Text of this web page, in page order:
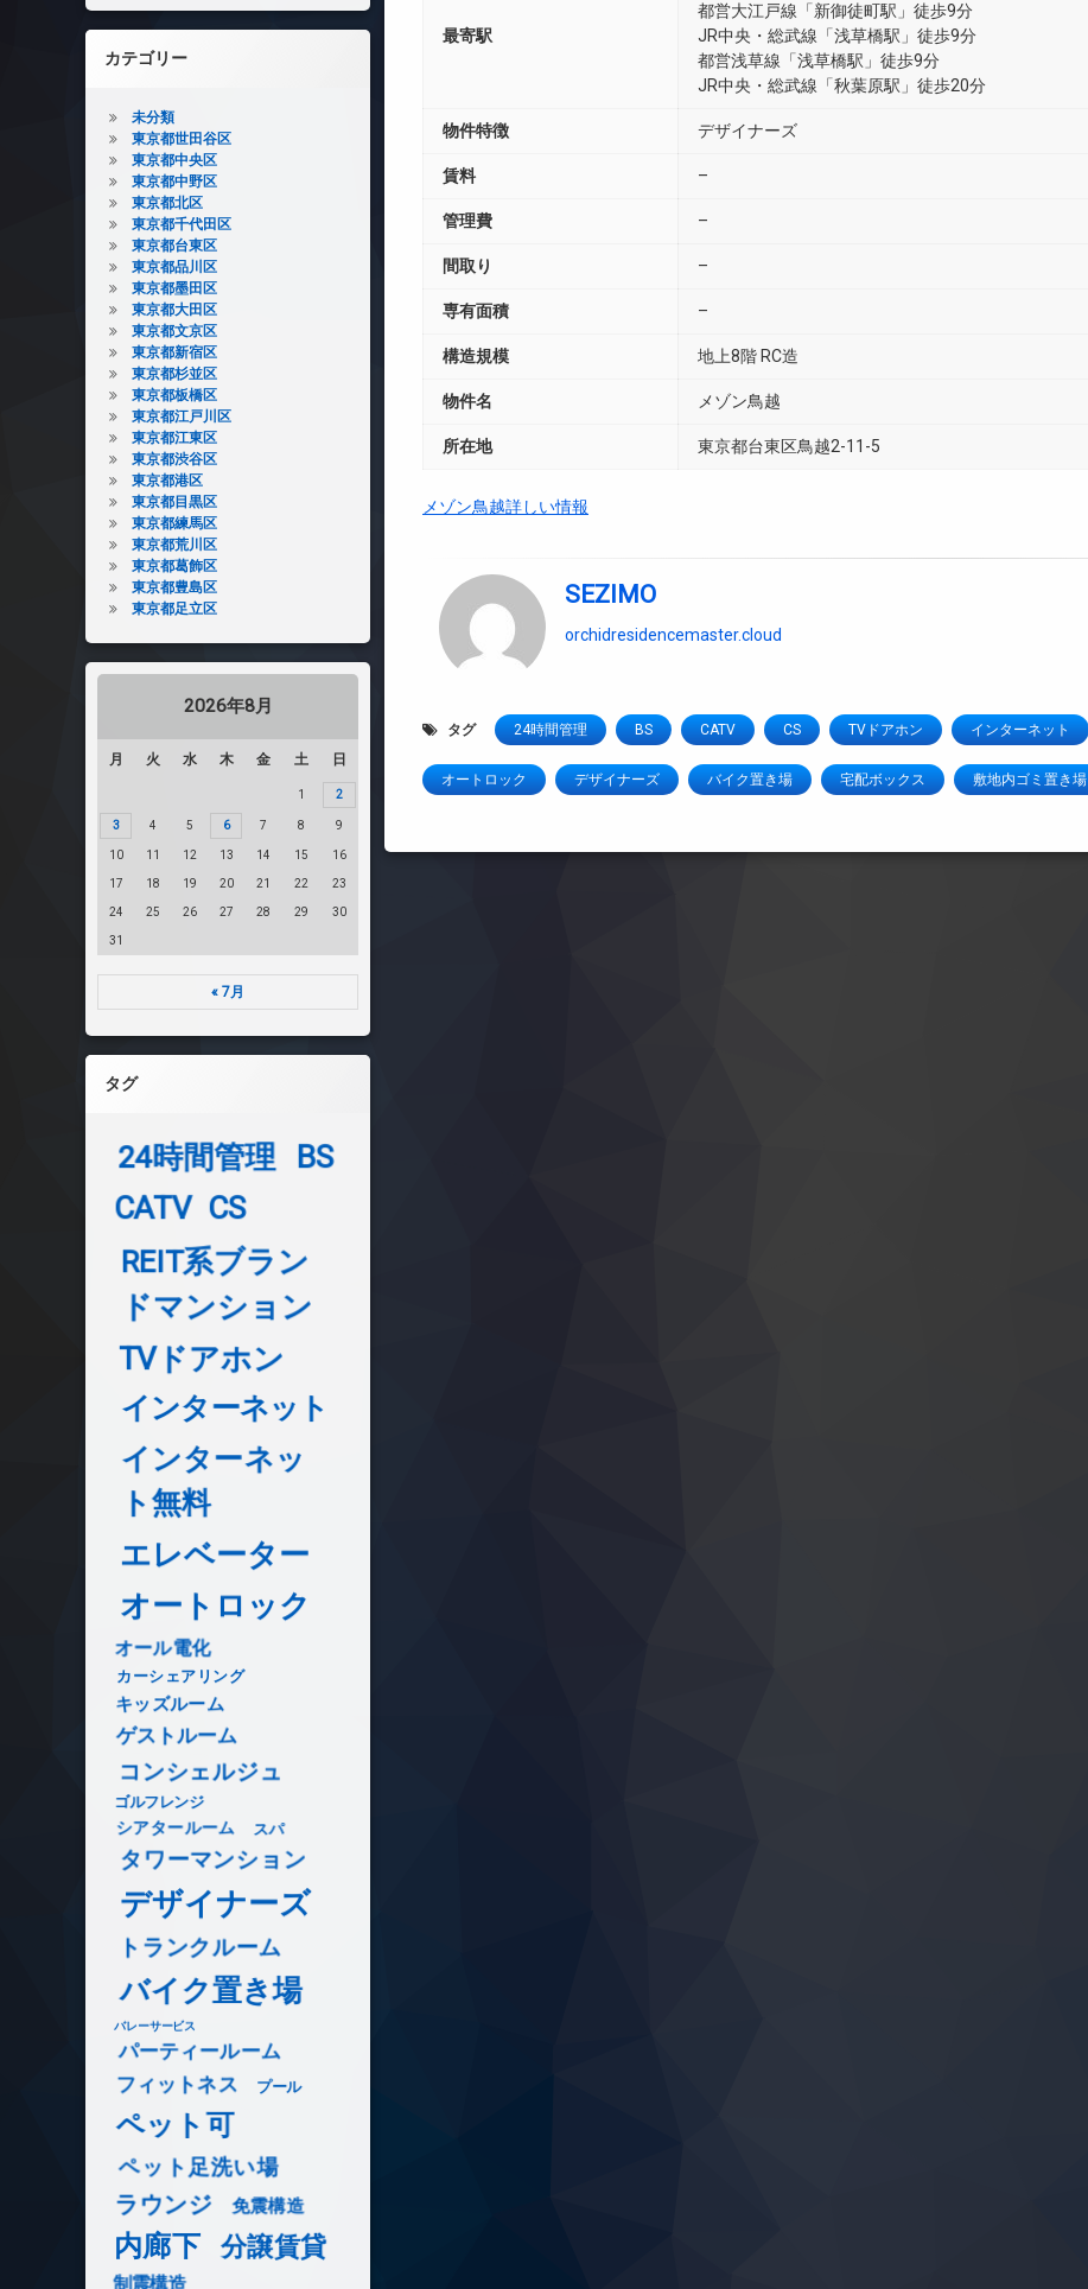
最寄駅
都営大江戸線「新御徒町駅」徒歩9分
JR中央・総武線「浅草橋駅」徒歩9分
都営浅草線「浅草橋駅」徒歩9分
JR中央・総武線「秋葉原駅」徒歩20分
物件特徴 デザイナーズ
賃料 –
管理費 –
間取り –
専有面積 –
構造規模 地上8階 RC造
物件名 メゾン鳥越
所在地 東京都台東区鳥越2-11-5
メゾン鳥越詳しい情報
SEZIMO
orchidresidencemaster.cloud
タグ 24時間管理 BS CATV CS TVドアホン インターネット
オートロック デザイナーズ バイク置き場 宅配ボックス 敷地内ゴミ置き場
カテゴリー
未分類
東京都世田谷区
東京都中央区
東京都中野区
東京都北区
東京都千代田区
東京都台東区
東京都品川区
東京都墨田区
東京都大田区
東京都文京区
東京都新宿区
東京都杉並区
東京都板橋区
東京都江戸川区
東京都江東区
東京都渋谷区
東京都港区
東京都目黒区
東京都練馬区
東京都荒川区
東京都葛飾区
東京都豊島区
東京都足立区
2026年8月
月 火 水 木 金 土 日
1 2
3 4 5 6 7 8 9
10 11 12 13 14 15 16
17 18 19 20 21 22 23
24 25 26 27 28 29 30
31
« 7月
タグ
24時間管理
BS
CATV CS
REIT系ブラン
ドマンション
TVドアホン
インターネット
インターネッ
ト無料
エレベーター
オートロック
オール電化
カーシェアリング
キッズルーム
ゲストルーム
コンシェルジュ
ゴルフレンジ
シアタールーム スパ
タワーマンション
デザイナーズ
トランクルーム
バイク置き場
バレーサービス
パーティールーム
フィットネス プール
ペット可
ペット足洗い場
ラウンジ 免震構造
内廊下 分譲賃貸
制震構造